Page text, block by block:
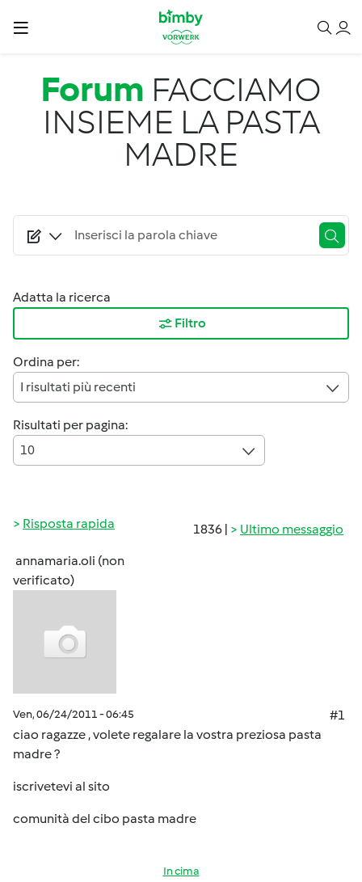
Salta al contenuto principale
Forum FACCIAMO
INSIEME LA PASTA
MADRE
Adatta la ricerca
Filtro
Ordina per:
I risultati più recenti
Risultati per pagina:
10
1836 | Ultimo messaggio
Risposta rapida
annamaria.oli (non
verificato)
Ven, 06/24/2011 - 06:45
#1
ciao ragazze , volete regalare la vostra preziosa pasta
madre ?
iscrivetevi al sito
comunità del cibo pasta madre
In cima